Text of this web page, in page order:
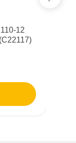
12